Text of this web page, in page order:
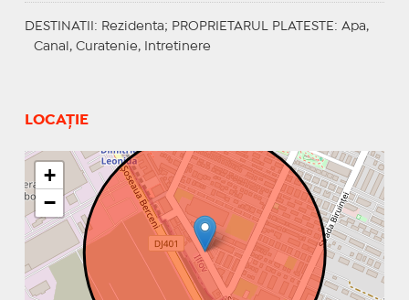
DESTINATII : Rezidenta; PROPRIETARUL PLATESTE : Apa,
Canal, Curatenie, Intretinere
LOCAȚIE
+
−